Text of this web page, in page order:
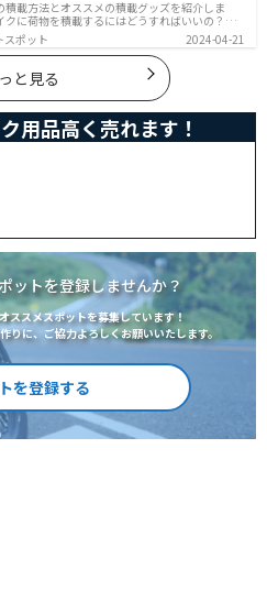
積載方法とオススメの積載グッズを紹介しま
クに荷物を積載するにはどうすればいいの？と
はこれで解決！通勤や日帰りツーリング、キャ
リングなど用途別にオススメの積載方法を解説
オススメの積載アイテムも紹介するので、バイ
に悩んでいる方は参考にしてください。
スポット 2024-04-21
と見る
用品高く売れます！
ットを登録しませんか？
ススメスポットを募集しています！
りに、ご協力よろしくお願いいたします。
を登録する